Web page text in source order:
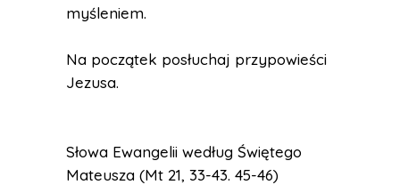
myśleniem.
Na początek posłuchaj przypowieści
Jezusa.
Słowa Ewangelii według Świętego
Mateusza (Mt 21, 33-43. 45-46)